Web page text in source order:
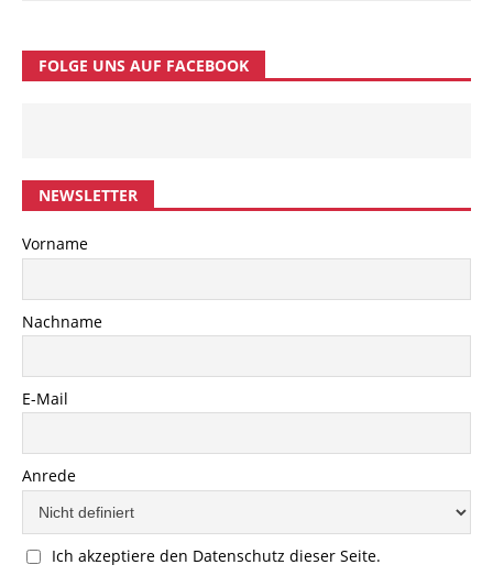
FOLGE UNS AUF FACEBOOK
NEWSLETTER
Vorname
Nachname
E-Mail
Anrede
Ich akzeptiere den Datenschutz dieser Seite.